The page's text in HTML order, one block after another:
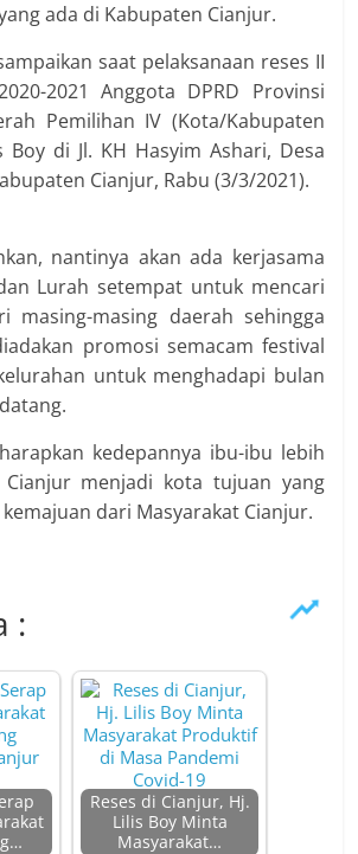
ada di Kabupaten Cianjur.
saat pelaksanaan reses II
2021 Anggota DPRD Provinsi
Pemilihan IV (Kota/Kabupaten
Boy di Jl. KH Hasyim Ashari, Desa
Cianjur, Rabu (3/3/2021).
nantinya akan ada kerjasama
Lurah setempat untuk mencari
masing-masing daerah sehingga
promosi semacam festival
untuk menghadapi bulan
kedepannya ibu-ibu lebih
Cianjur menjadi kota tujuan yang
dari Masyarakat Cianjur.
:
Reses di Cianjur, Hj.
Lilis Boy Minta
Masyarakat…